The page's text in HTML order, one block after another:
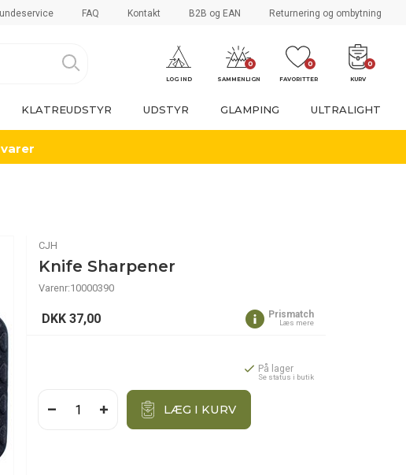
FAQ Kontakt B2B og EAN Returnering og ombytning
LOG IND
0
SAMMENLIGN
0
FAVORITTER
0
KURV
KLATREUDSTYR UDSTYR GLAMPING ULTRALIGHT
CJH
Knife Sharpener
Varenr:10000390
DKK 37,00 Prismatch
Læs mere
På lager
Se status i butik
LÆG I KURV